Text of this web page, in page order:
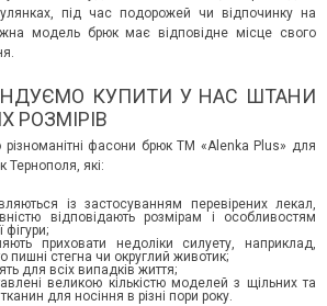
ЯК ОДЯГАТИСЯ,
ВЖЕ ХОЧЕТЬСЯ
перевірити всіх на
світить сонце і
сильний...
КУПАЛЬНИК ІЗ
Літо — це час, коли
впевнено та комфортно.
під час подорожей чи відпочинку на
модель брюк має відповідне місце свого
КУПИТИ У НАС ШТАНИ
РОЗМІРІВ
різноманітні фасони брюк ТМ «Alenka Plus» для
Тернополя, які:
із застосуванням перевірених лекал,
відповідають розмірам і особливостям
фігури;
приховати недоліки силуету, наприклад,
пишні стегна чи округлий животик;
для всіх випадків життя;
великою кількістю моделей з щільних та
для носіння в різні пори року.